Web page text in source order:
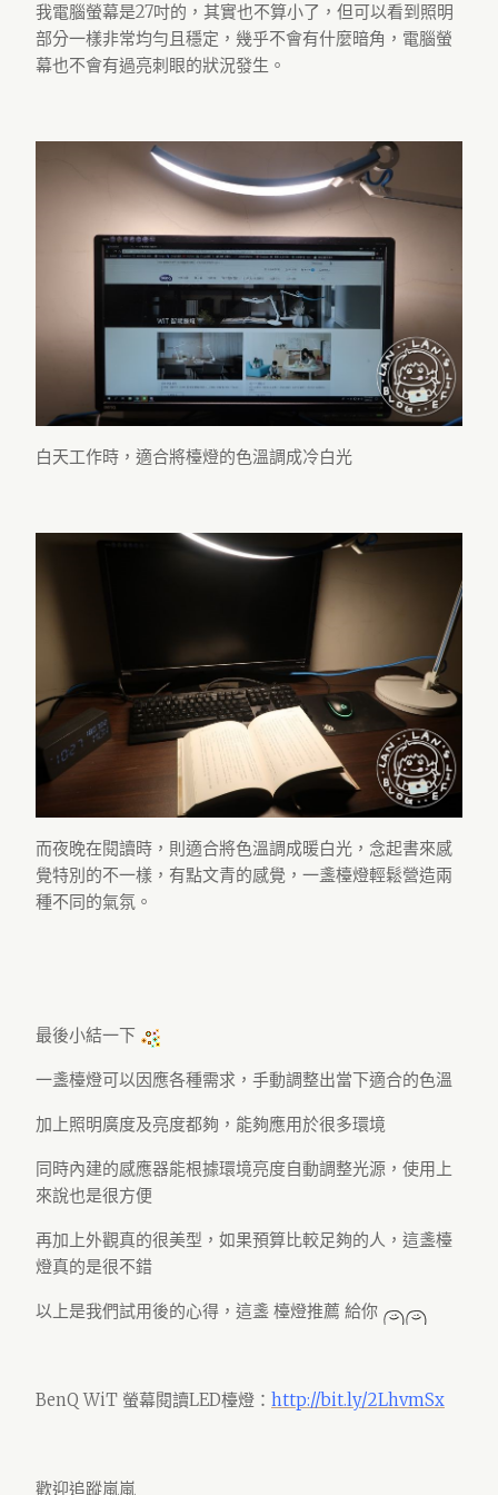
我電腦螢幕是27吋的，其實也不算小了，但可以看到照明
部分一樣非常均勻且穩定，幾乎不會有什麼暗角，電腦螢
幕也不會有過亮刺眼的狀況發生。
白天工作時，適合將檯燈的色溫調成冷白光
而夜晚在閱讀時，則適合將色溫調成暖白光，念起書來感
覺特別的不一樣，有點文青的感覺，一盞檯燈輕鬆營造兩
種不同的氣氛。
最後小結一下
一盞檯燈可以因應各種需求，手動調整出當下適合的色溫
加上照明廣度及亮度都夠，能夠應用於很多環境
同時內建的感應器能根據環境亮度自動調整光源，使用上
來說也是很方便
再加上外觀真的很美型，如果預算比較足夠的人，這盞檯
燈真的是很不錯
以上是我們試用後的心得，這盞 檯燈推薦 給你
BenQ WiT 螢幕閱讀LED檯燈： http://bit.ly/2LhvmSx
歡迎追蹤嵐嵐